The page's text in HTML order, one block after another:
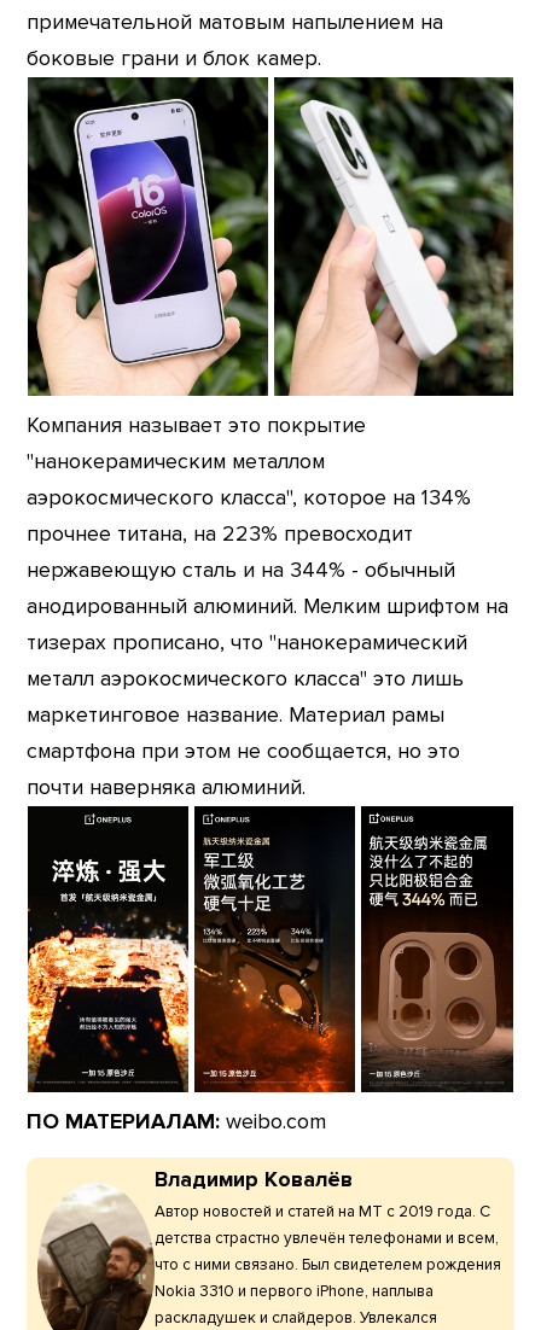
примечательной матовым напылением на
боковые грани и блок камер.
Компания называет это покрытие
"нанокерамическим металлом
аэрокосмического класса", которое на 134%
прочнее титана, на 223% превосходит
нержавеющую сталь и на 344% - обычный
анодированный алюминий. Мелким шрифтом на
тизерах прописано, что "нанокерамический
металл аэрокосмического класса" это лишь
маркетинговое название. Материал рамы
смартфона при этом не сообщается, но это
почти наверняка алюминий.
ПО МАТЕРИАЛАМ: weibo.com
Владимир Ковалёв
Автор новостей и статей на МТ с 2019 года. С
детства страстно увлечён телефонами и всем,
что с ними связано. Был свидетелем рождения
Nokia 3310 и первого iPhone, наплыва
раскладушек и слайдеров. Увлекался